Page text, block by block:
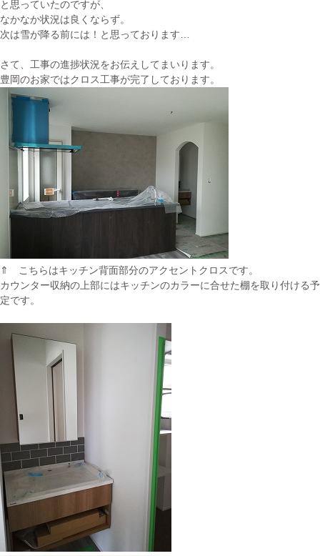
と思っていたのですが、
なかなか状況は良くならず。
次は雪が降る前には！と思っております…
さて、工事の進捗状況をお伝えしてまいります。
豊岡のお家ではクロス工事が完了しております。
⇑ こちらはキッチン背面部分のアクセントクロスです。
カウンター収納の上部にはキッチンのカラーに合せた棚を取り付ける予
定です。